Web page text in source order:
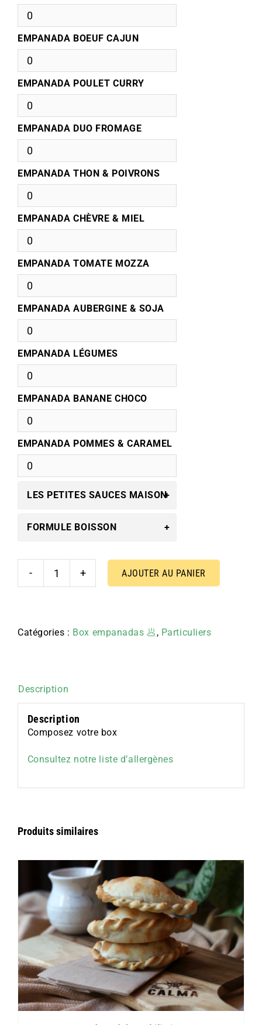
EMPANADA BOEUF CAJUN
EMPANADA POULET CURRY
EMPANADA DUO FROMAGE
EMPANADA THON & POIVRONS
EMPANADA CHÈVRE & MIEL
EMPANADA TOMATE MOZZA
EMPANADA AUBERGINE & SOJA
EMPANADA LÉGUMES
EMPANADA BANANE CHOCO
EMPANADA POMMES & CARAMEL
LES PETITES SAUCES MAISON
FORMULE BOISSON
quantité
AJOUTER AU PANIER
Catégories : Box empanadas 🥟 , Particuliers
Description
Description
Composez votre box
Consultez notre liste d’allergènes
Produits similaires